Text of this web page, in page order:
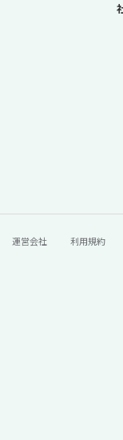
公開！】【
運営会社 利用規約